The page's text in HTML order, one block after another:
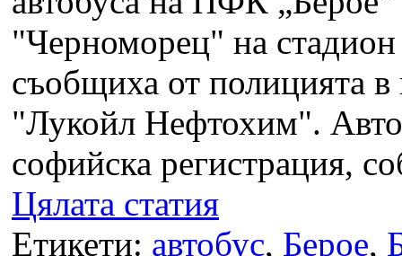
"Черноморец" на
съобщиха от полицията в
"Лукойл Нефтохим".
софийска регистрация,
Цялата статия
Етикети: автобус, Берое,